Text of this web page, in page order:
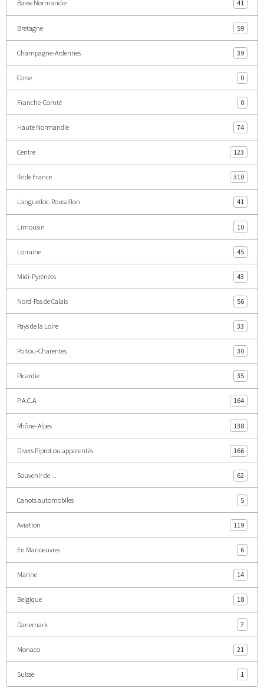
Basse Normandie 41
Bretagne 59
Champagne-Ardennes 39
Corse 0
Franche-Comté 0
Haute Normandie 74
Centre 123
Ile de France 310
Languedoc-Roussillon 41
Limousin 10
Lorraine 45
Midi-Pyrénées 43
Nord-Pas de Calais 56
Pays de la Loire 33
Poitou-Charentes 30
Picardie 35
P.A.C.A 164
Rhône-Alpes 138
Divers Piprot ou apparentés 166
Souvenir de ... 62
Canots automobiles 5
Aviation 119
En Manoeuvres 6
Marine 14
Belgique 18
Danemark 7
Monaco 21
Suisse 1